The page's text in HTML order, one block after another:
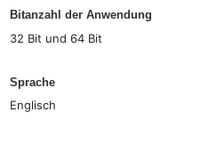
Bitanzahl der Anwendung
32 Bit und 64 Bit
Sprache
Englisch